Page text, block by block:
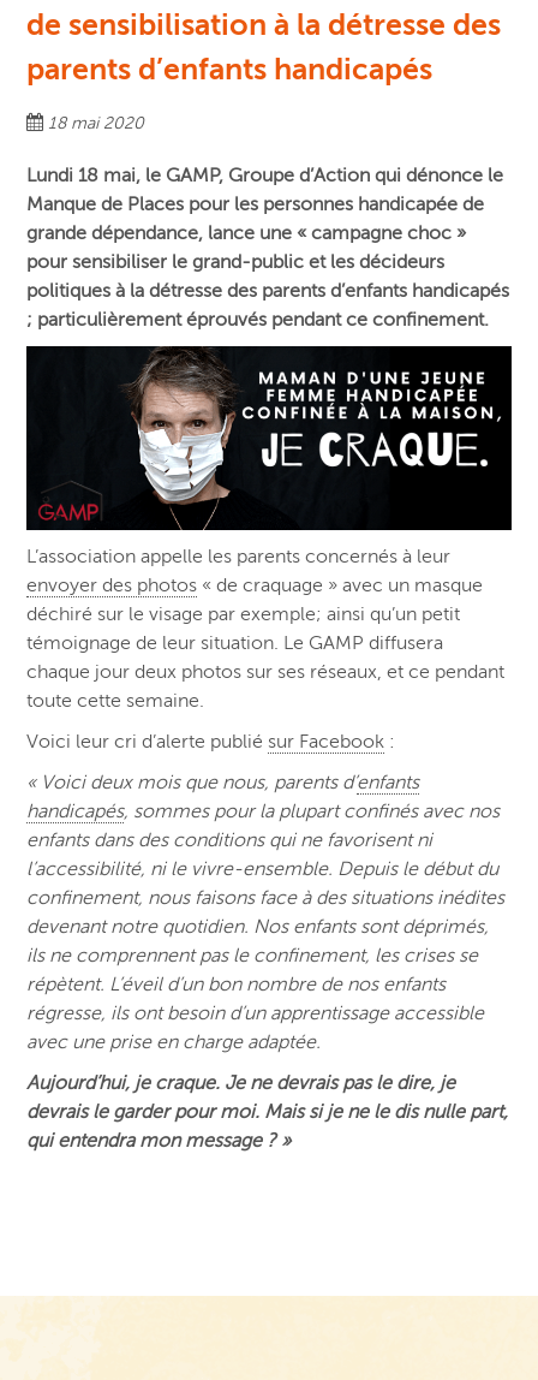
de sensibilisation à la détresse des
parents d’enfants handicapés
18 mai 2020
Lundi 18 mai, le GAMP, Groupe d’Action qui dénonce le
Manque de Places pour les personnes handicapée de
grande dépendance, lance une « campagne choc »
pour sensibiliser le grand-public et les décideurs
politiques à la détresse des parents d’enfants handicapés
; particulièrement éprouvés pendant ce confinement.
L’association appelle les parents concernés à leur
envoyer des photos « de craquage » avec un masque
déchiré sur le visage par exemple; ainsi qu’un petit
témoignage de leur situation. Le GAMP diffusera
chaque jourdeux photos sur ses réseaux, et ce pendant
toute cette semaine.
Voici leur cri d’alerte publié sur Facebook :
« Voici deux mois que nous, parents d’enfants
handicapés, sommes pour la plupart confinés avec nos
enfants dans des conditions qui ne favorisent ni
l’accessibilité, ni le vivre-ensemble. Depuis le début du
confinement, nous faisons face à des situations inédites
devenant notre quotidien. Nos enfants sont déprimés,
ils ne comprennent pas le confinement, les crises se
répètent. L’éveil d’un bon nombre de nos enfants
régresse, ils ont besoin d’un apprentissage accessible
avec une prise en charge adaptée.
Aujourd’hui, je craque. Je ne devrais pas le dire, je
devrais le garder pour moi. Mais si je ne le dis nulle part,
qui entendra mon message ? »